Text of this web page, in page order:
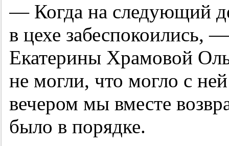
— Когда на следующий
в цехе забеспокоились,
Екатерины Храмовой
не могли, что могло с
вечером мы вместе
было в порядке.